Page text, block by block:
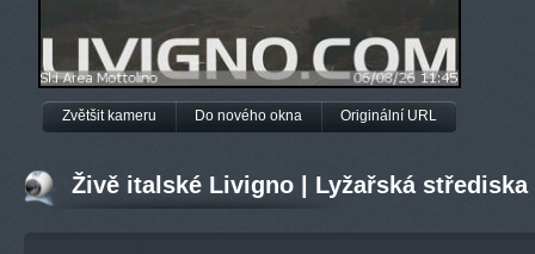
Zvětšit kameru Do nového okna Originální URL
Živě italské Livigno | Lyžařská střediska